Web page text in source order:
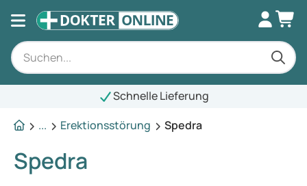
Schnelle Lieferung
...
Erektionsstörung Spedra
Spedra